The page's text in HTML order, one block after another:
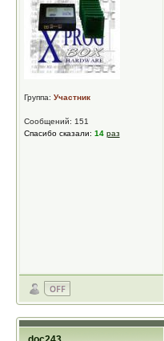
Группа: Участник
Сообщений: 151
Спасибо сказали: 14 раз